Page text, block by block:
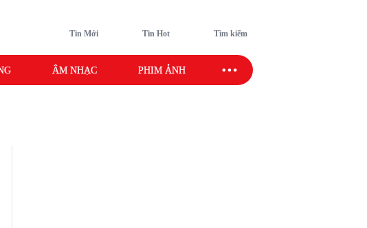
Tin Mới Tin Hot Tìm kiếm
ÂM NHẠC PHIM ẢNH SAO SPORT